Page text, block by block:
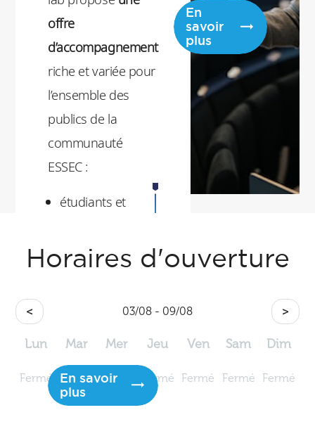
En
savoir
plus
offre
d’accompagnement
riche et variée pour
l’ensemble des
publics de la
communauté
ESSEC :
étudiants et
professeurs et
En savoir
plus
Horaires d'ouverture
>
< 03/08 - 09/08
Lun
Fermé
Mar
Fermé
Mer
Fermé
Jeu
Fermé
Ven
Fermé
Sam
Fermé
Dim
Fermé